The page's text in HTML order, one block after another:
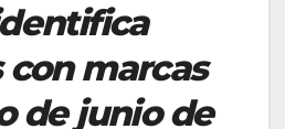
marcas
de junio de